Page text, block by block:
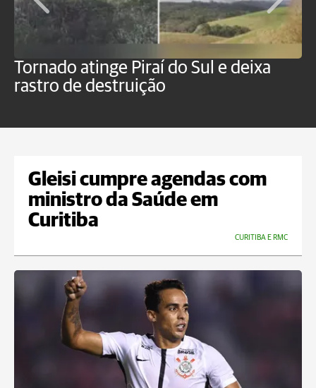
Tornado atinge Piraí do Sul e deixa
rastro de destruição
Gleisi cumpre agendas com
ministro da Saúde em
Curitiba
CURITIBA E RMC